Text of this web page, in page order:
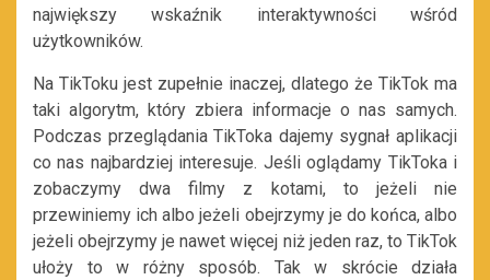
największy wskaźnik interaktywności wśród
użytkowników.
Na TikToku jest zupełnie inaczej, dlatego że TikTok ma
taki algorytm, który zbiera informacje o nas samych.
Podczas przeglądania TikToka dajemy sygnał aplikacji
co nas najbardziej interesuje. Jeśli oglądamy TikToka i
zobaczymy dwa filmy z kotami, to jeżeli nie
przewiniemy ich albo jeżeli obejrzymy je do końca, albo
jeżeli obejrzymy je nawet więcej niż jeden raz, to TikTok
ułoży to w różny sposób. Tak w skrócie działa